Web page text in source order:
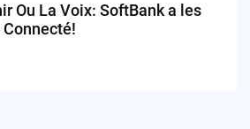
Ou La Voix: SoftBank a les